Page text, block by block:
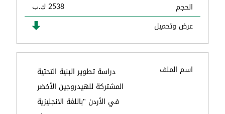
الحجم
2538 ك.ب
عرض وتحميل
اسم الملف
دراسة تطوير البنية التحتية
المشتركة للهيدروجين الأخضر
في الأردن "باللغة الانجليزية